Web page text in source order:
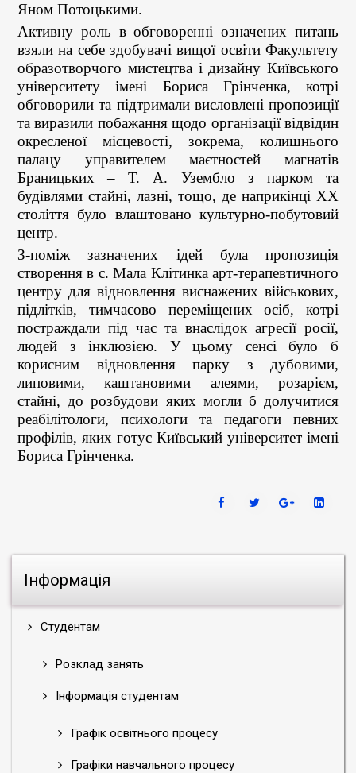
Інформація
Студентам
Розклад занять
Інформація студентам
Графік освітнього процесу
Графіки навчального процесу
Яном Потоцькими.
Активну роль в обговоренні означених питань
взяли на себе здобувачі вищої освіти Факультету
образотворчого мистецтва і дизайну Київського
університету імені Бориса Грінченка, котрі
обговорили та підтримали висловлені пропозиції
та виразили побажання щодо організації відвідин
окресленої місцевості, зокрема, колишнього
палацу управителем маєтностей магнатів
Браницьких – Т. А. Узембло з парком та
будівлями стайні, лазні, тощо, де наприкінці ХХ
століття було влаштовано культурно-побутовий
центр.
З-поміж зазначених ідей була пропозиція
створення в с. Мала Клітинка арт-терапевтичного
центру для відновлення виснажених військових,
підлітків, тимчасово переміщених осіб, котрі
постраждали під час та внаслідок агресії росії,
людей з інклюзією. У цьому сенсі було б
корисним відновлення парку з дубовими,
липовими, каштановими алеями, розарієм,
стайні, до розбудови яких могли б долучитися
реабілітологи, психологи та педагоги певних
профілів, яких готує Київський університет імені
Бориса Грінченка.